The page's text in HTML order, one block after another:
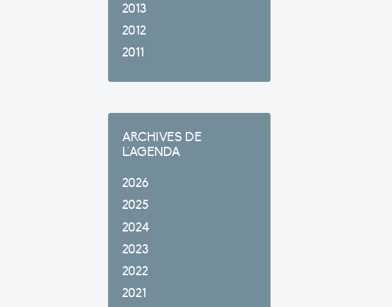
2013
2012
2011
ARCHIVES DE
L'AGENDA
2026
2025
2024
2023
2022
2021